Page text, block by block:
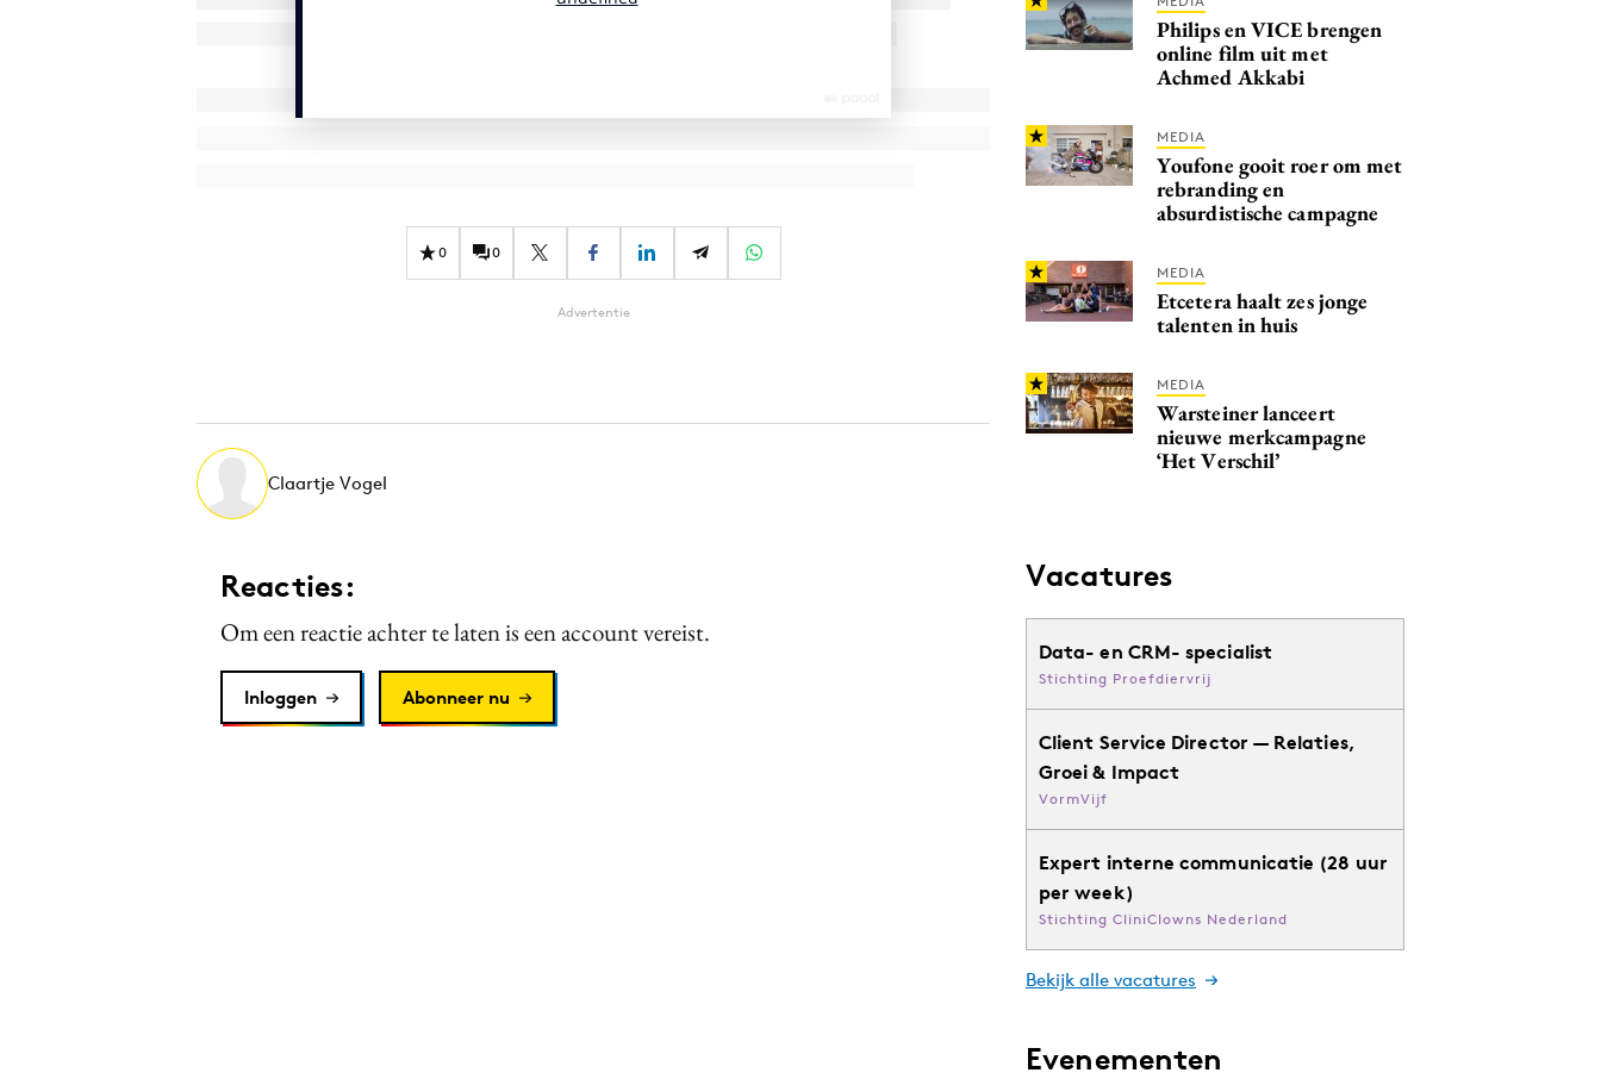
0 0
Advertentie
Claartje Vogel
Reacties:
Om een reactie achter te laten is een account vereist.
Inloggen Abonneer nu
Philips en VICE brengen
online film uit met
Achmed Akkabi
MEDIA
Youfone gooit roer om met
rebranding en
absurdistische campagne
MEDIA
Etcetera haalt zes jonge
talenten in huis
MEDIA
Warsteiner lanceert
nieuwe merkcampagne
‘Het Verschil’
Vacatures
Data- en CRM- specialist
Stichting Proefdiervrij
Client Service Director — Relaties,
Groei & Impact
VormVijf
Expert interne communicatie (28 uur
per week)
Stichting CliniClowns Nederland
Bekijk alle vacatures
Evenementen